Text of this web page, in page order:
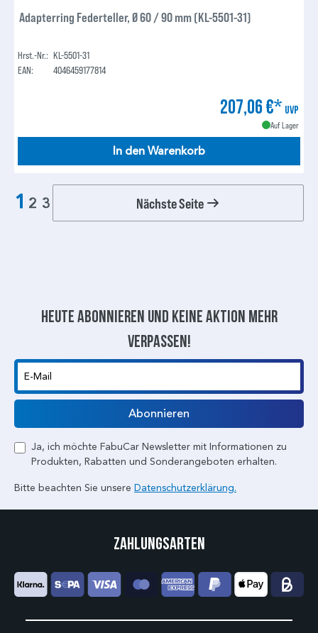
Adapterring Federteller, Ø 60 / 90 mm (KL-5501-31)
Hrst.-Nr.: KL-5501-31
EAN:
4046459177814
207,06 €* UVP
Auf Lager
In den Warenkorb
1 2 3 Nächste Seite
Heute abonnieren und keine aktion mehr
verpassen!
E-Mail
Abonnieren
Ja, ich möchte FabuCar Newsletter mit Informationen zu
Produkten, Rabatten und Sonderangeboten erhalten.
Bitte beachten Sie unsere Datenschutzerklärung.
Zahlungsarten